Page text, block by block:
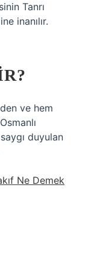
Tanrı
inanılır.
ve hem
duyulan
Ne Demek